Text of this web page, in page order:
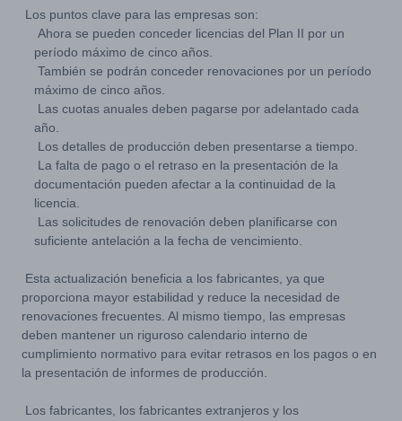
Los puntos clave para las empresas son:
Ahora se pueden conceder licencias del Plan II por un
período máximo de cinco años.
También se podrán conceder renovaciones por un período
máximo de cinco años.
Las cuotas anuales deben pagarse por adelantado cada
año.
Los detalles de producción deben presentarse a tiempo.
La falta de pago o el retraso en la presentación de la
documentación pueden afectar a la continuidad de la
licencia.
Las solicitudes de renovación deben planificarse con
suficiente antelación a la fecha de vencimiento.
Esta actualización beneficia a los fabricantes, ya que
proporciona mayor estabilidad y reduce la necesidad de
renovaciones frecuentes. Al mismo tiempo, las empresas
deben mantener un riguroso calendario interno de
cumplimiento normativo para evitar retrasos en los pagos o en
la presentación de informes de producción.
Los fabricantes, los fabricantes extranjeros y los